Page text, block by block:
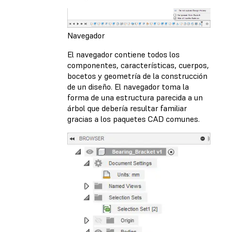
Navegador
El navegador contiene todos los
componentes, características, cuerpos,
bocetos y geometría de la construcción
de un diseño. El navegador toma la
forma de una estructura parecida a un
árbol que debería resultar familiar
gracias a los paquetes CAD comunes.